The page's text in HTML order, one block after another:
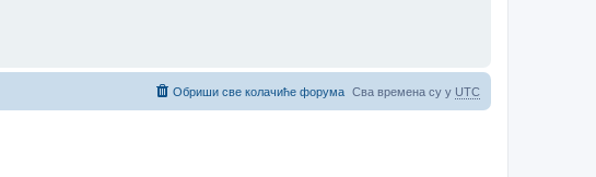
Сва времена су у UTC
Обриши све колачиће форума